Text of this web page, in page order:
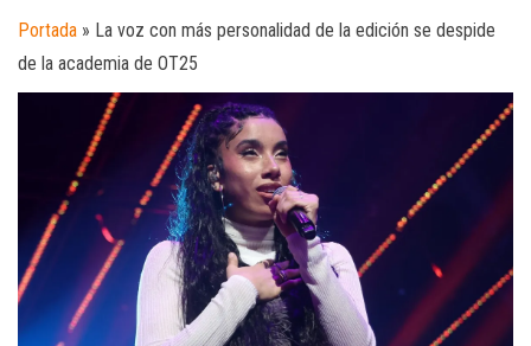
el
música.
Portada » La voz con más personalidad de la edición se despide
de la academia de OT25